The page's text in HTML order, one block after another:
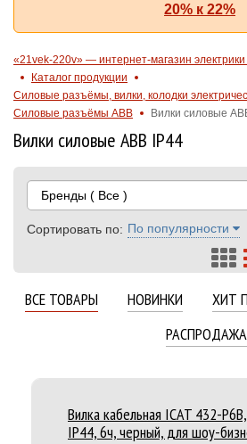
20% к 22%
«21vek-220v» — интернет-магазин
Каталог продукции
Силовые разъёмы, вилки, колодки
Силовые разъёмы ABB
Вилки силовые
Вилки силовые ABB IP44
Бренды ( Все )
Сортировать по: По популярности
ВСЕ ТОВАРЫ НОВИНКИ ХИТ
РАСПРОДАЖА
Вилка кабельная ICAT 432-
IP44, 6ч, черный, для шоу-